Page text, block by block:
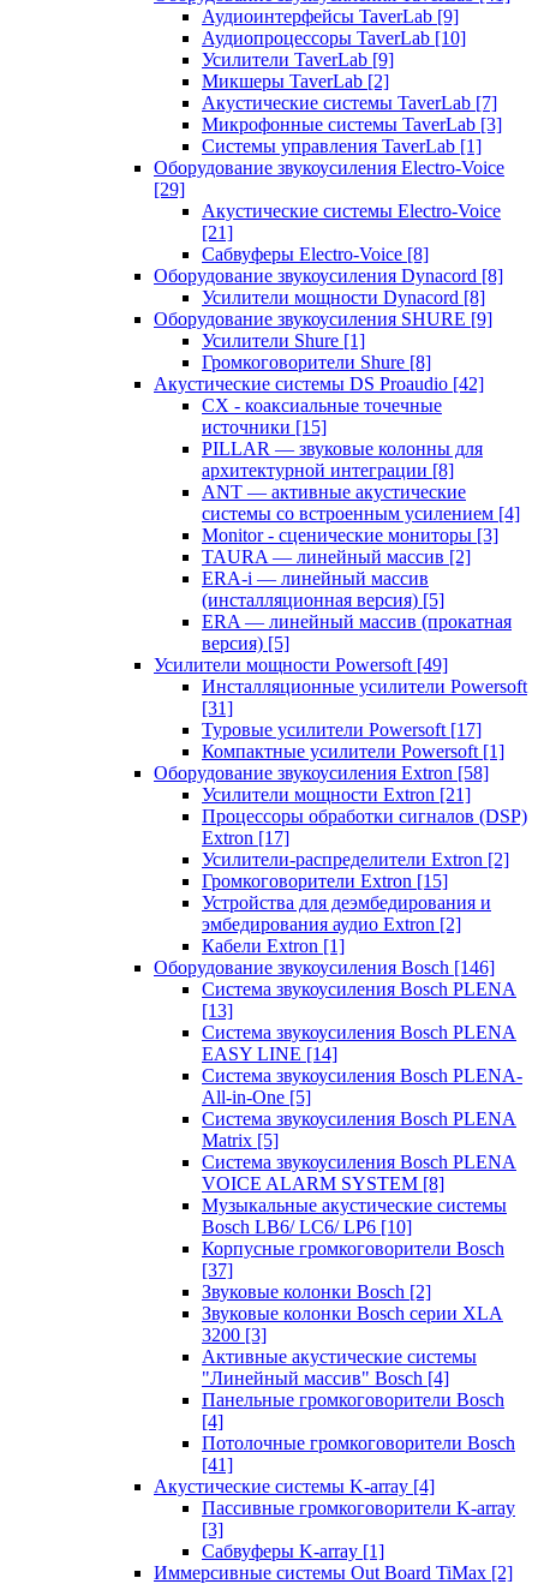
Аудиоинтерфейсы TaverLab [9]
Аудиопроцессоры TaverLab [10]
Усилители TaverLab [9]
Микшеры TaverLab [2]
Акустические системы TaverLab [7]
Микрофонные системы TaverLab [3]
Системы управления TaverLab [1]
Оборудование звукоусиления Electro-Voice
[29]
Акустические системы Electro-Voice
[21]
Сабвуферы Electro-Voice [8]
Оборудование звукоусиления Dynacord [8]
Усилители мощности Dynacord [8]
Оборудование звукоусиления SHURE [9]
Усилители Shure [1]
Громкоговорители Shure [8]
Акустические системы DS Proaudio [42]
CX - коаксиальные точечные
источники [15]
PILLAR — звуковые колонны для
архитектурной интеграции [8]
ANT — активные акустические
системы со встроенным усилением [4]
Monitor - сценические мониторы [3]
TAURA — линейный массив [2]
ERA-i — линейный массив
(инсталляционная версия) [5]
ERA — линейный массив (прокатная
версия) [5]
Усилители мощности Powersoft [49]
Инсталляционные усилители Powersoft
[31]
Туровые усилители Powersoft [17]
Компактные усилители Powersoft [1]
Оборудование звукоусиления Extron [58]
Усилители мощности Extron [21]
Процессоры обработки сигналов (DSP)
Extron [17]
Усилители-распределители Extron [2]
Громкоговорители Extron [15]
Устройства для деэмбедирования и
эмбедирования аудио Extron [2]
Кабели Extron [1]
Оборудование звукоусиления Bosch [146]
Система звукоусиления Bosch PLENA
[13]
Система звукоусиления Bosch PLENA
EASY LINE [14]
Система звукоусиления Bosch PLENA-
All-in-One [5]
Система звукоусиления Bosch PLENA
Matrix [5]
Система звукоусиления Bosch PLENA
VOICE ALARM SYSTEM [8]
Музыкальные акустические системы
Bosch LB6/ LC6/ LP6 [10]
Корпусные громкоговорители Bosch
[37]
Звуковые колонки Bosch [2]
Звуковые колонки Bosch серии XLA
3200 [3]
Активные акустические системы
"Линейный массив" Bosch [4]
Панельные громкоговорители Bosch
[4]
Потолочные громкоговорители Bosch
[41]
Акустические системы K-array [4]
Пассивные громкоговорители K-array
[3]
Сабвуферы K-array [1]
Иммерсивные системы Out Board TiMax [2]